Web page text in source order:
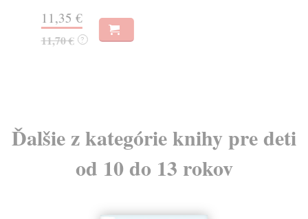
11,35 €
11,70 € ?
Ďalšie z kategórie knihy pre deti
od 10 do 13 rokov